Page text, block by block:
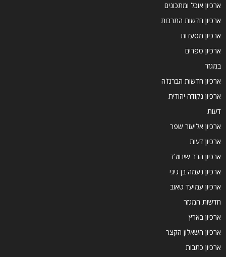
ארכיון אוכל ומתכונים
ארכיון חדשות התרבות
ארכיון מסעדות
ארכיון ספרים
במגזר
ארכיון חדשות הברנז'ה
ארכיון נקודה יהודית
דעות
ארכיון אליעזר שפר
ארכיון דעות
ארכיון הרב שינוולד
ארכיון נעמה בן גיגי
ארכיון עמיעד טאוב
חדשות המגזר
ארכיון בארץ
ארכיון השאלון הקצר
ארכיון כתבות